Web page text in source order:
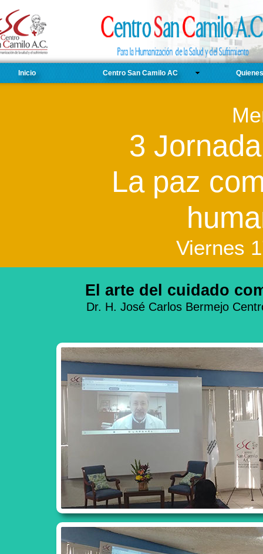
Inicio Centro San Camilo AC
El arte del cuidado
Dr. H. José Carlos Bermejo
3
La paz
Viernes